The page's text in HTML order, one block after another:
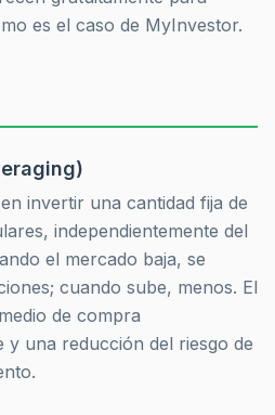
es el caso de MyInvestor.
invertir una cantidad fija de
independientemente del
el mercado baja, se
cuando sube, menos. El
de compra
y una reducción del riesgo de